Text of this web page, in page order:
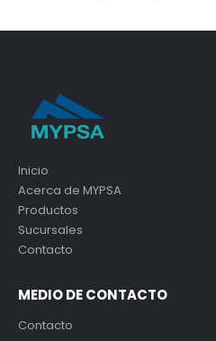
Inicio
Acerca de MYPSA
Productos
Sucursales
Contacto
MEDIO DE CONTACTO
Contacto